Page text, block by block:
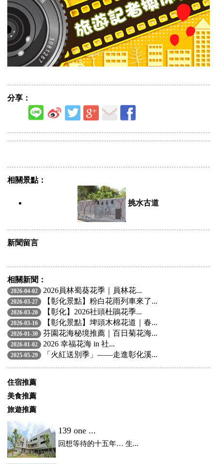
分享：
相關景點：
挑水古道
新聞留言
相關新聞：
2026-04-02 2026員林蜀葵花季｜員林花...
2026-03-27 【彰化景點】粉白花雨列車來了...
2026-03-20 【彰化】2026社頭杜鵑花季...
2026-03-16 【彰化景點】埤頭木棉花道｜春...
2026-01-30 芬園花海秘境推薦｜百日菊花海...
2026-01-02 2026 幸福花海 in 社...
2025-05-29 「火紅送別季」——走進彰化溪...
住宿推薦
美食推薦
旅遊推薦
139 one ...
回想等待的十五年… 生...